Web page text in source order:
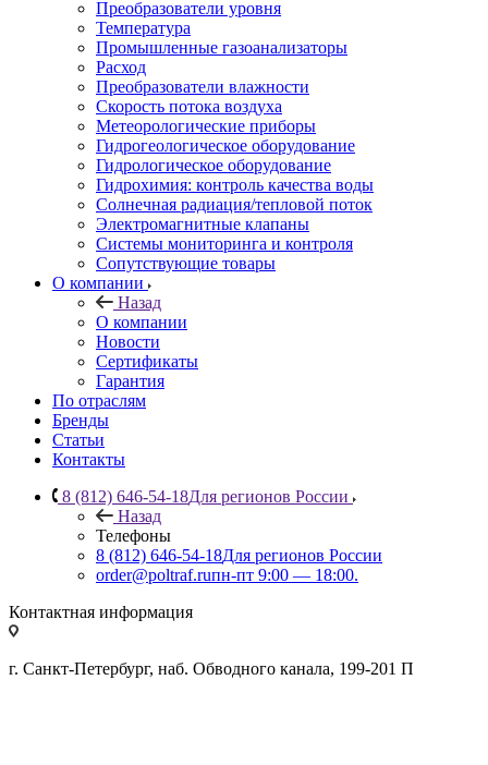
Преобразователи уровня
Температура
Промышленные газоанализаторы
Расход
Преобразователи влажности
Скорость потока воздуха
Метеорологические приборы
Гидрогеологическое оборудование
Гидрологическое оборудование
Гидрохимия: контроль качества воды
Солнечная радиация/тепловой поток
Электромагнитные клапаны
Системы мониторинга и контроля
Сопутствующие товары
О компании
Назад
О компании
Новости
Сертификаты
Гарантия
По отраслям
Бренды
Статьи
Контакты
8 (812) 646-54-18Для регионов России
Назад
Телефоны
8 (812) 646-54-18Для регионов России
order@poltraf.ruпн-пт 9:00 — 18:00.
Контактная информация
г. Санкт-Петербург, наб. Обводного канала, 199-201 П